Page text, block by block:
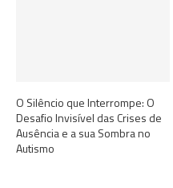
O Silêncio que Interrompe: O
Desafio Invisível das Crises de
Ausência e a sua Sombra no
Autismo